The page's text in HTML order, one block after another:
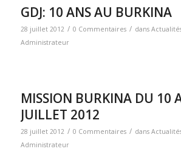
GDJ: 10 ANS AU BURKINA
28 juillet 2012 / 0 Commentaires / dans
Administrateur
MISSION BURKINA DU 10
JUILLET 2012
28 juillet 2012 / 0 Commentaires / dans
Administrateur